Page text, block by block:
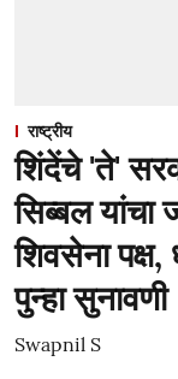
राष्ट्रीय
शिंदेंचे 'ते'
सिब्बल यांचा
शिवसेना
पुन्हा सुनावणी
Swapnil S